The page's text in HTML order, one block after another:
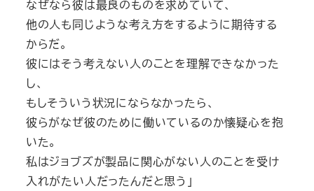
なぜなら彼は最良のものを求めていて、
他の人も同じような考え方をするように期待する
からだ。
彼にはそう考えない人のことを理解できなかった
し、
もしそういう状況にならなかったら、
彼らがなぜ彼のために働いているのか懐疑心を抱
いた。
私はジョブズが製品に関心がない人のことを受け
入れがたい人だったんだと思う」